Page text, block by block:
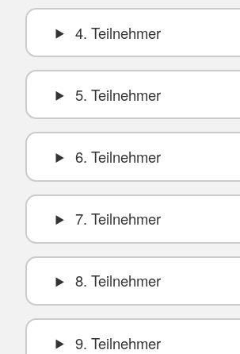
4. Teilnehmer
5. Teilnehmer
6. Teilnehmer
7. Teilnehmer
8. Teilnehmer
9. Teilnehmer